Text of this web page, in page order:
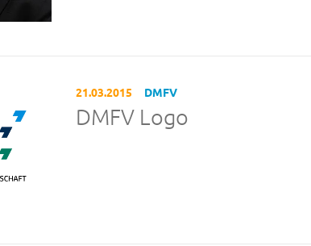
21.03.2015 DMFV
DMFV Logo